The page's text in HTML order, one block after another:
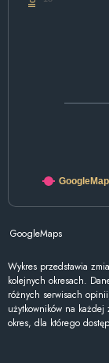
GoogleMaps
Wykres przedstawia
kolejnych okresach.
różnych serwisach
użytkowników na
okres, dla którego